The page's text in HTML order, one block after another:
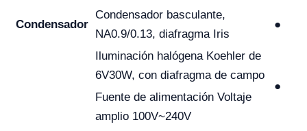
Condensador
Condensador basculante,
NA0.9/0.13, diafragma Iris
●
Iluminación halógena Koehler de
6V30W, con diafragma de campo
●
Fuente de alimentación Voltaje
amplio 100V~240V